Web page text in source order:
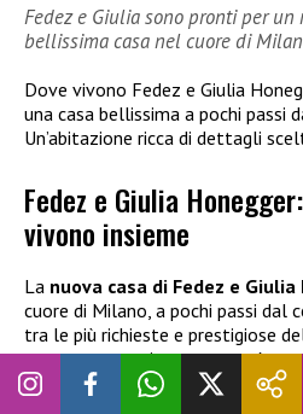
Fedez e Giulia sono pronti per
bellissima casa nel cuore di
Dove vivono Fedez e Giulia
una casa bellissima a pochi passi
Un’abitazione ricca di dettagli
Fedez e Giulia
vivono insieme
La nuova casa di Fedez e Giulia
cuore di Milano, a pochi passi dal
tra le più richieste e prestigiose
recentemente ristrutturato, è
nido della coppia, che si prepara
(terzo per il rapper). Il